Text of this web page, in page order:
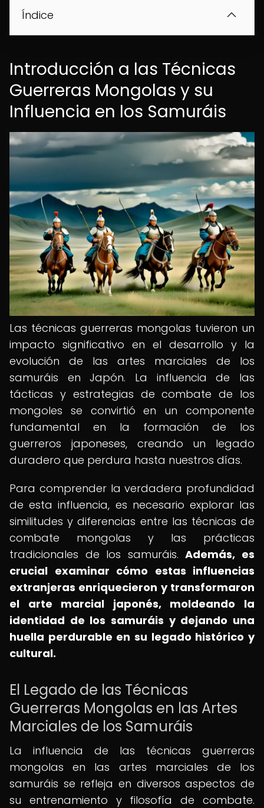
Índice
Introducción a las Técnicas
Guerreras Mongolas y su
Influencia en los Samuráis
Las técnicas guerreras mongolas tuvieron un
impacto significativo en el desarrollo y la
evolución de las artes marciales de los
samuráis en Japón. La influencia de las
tácticas y estrategias de combate de los
mongoles se convirtió en un componente
fundamental en la formación de los
guerreros japoneses, creando un legado
duradero que perdura hasta nuestros días.
Para comprender la verdadera profundidad
de esta influencia, es necesario explorar las
similitudes y diferencias entre las técnicas de
combate mongolas y las prácticas
tradicionales de los samuráis.Además, es
crucial examinar cómo estas influencias
extranjeras enriquecieron y transformaron
el arte marcial japonés, moldeando la
identidad de los samuráis y dejando una
huella perdurable en su legado histórico y
cultural.
El Legado de las Técnicas
Guerreras Mongolas en las Artes
Marciales de los Samuráis
La influencia de las técnicas guerreras
mongolas en las artes marciales de los
samuráis se refleja en diversos aspectos de
su entrenamiento y filosofía de combate.